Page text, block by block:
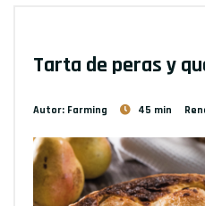
Tarta de peras y
Autor: Farming 45 min